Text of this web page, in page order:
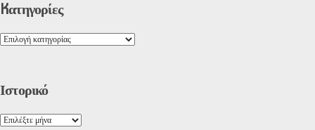
Kατηγορίες
Ιστορικό